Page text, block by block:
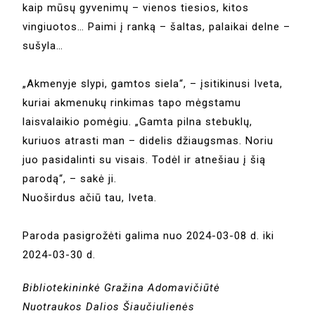
kaip mūsų gyvenimų – vienos tiesios, kitos
vingiuotos… Paimi į ranką – šaltas, palaikai delne –
sušyla…
„Akmenyje slypi, gamtos siela“, – įsitikinusi Iveta,
kuriai akmenukų rinkimas tapo mėgstamu
laisvalaikio pomėgiu. „Gamta pilna stebuklų,
kuriuos atrasti man – didelis džiaugsmas. Noriu
juo pasidalinti su visais. Todėl ir atnešiau į šią
parodą“, – sakė ji.
Nuoširdus ačiū tau, Iveta.
Paroda pasigrožėti galima nuo 2024-03-08 d. iki
2024-03-30 d.
Bibliotekininkė Gražina Adomavičiūtė
Nuotraukos Dalios Šiaučiulienės